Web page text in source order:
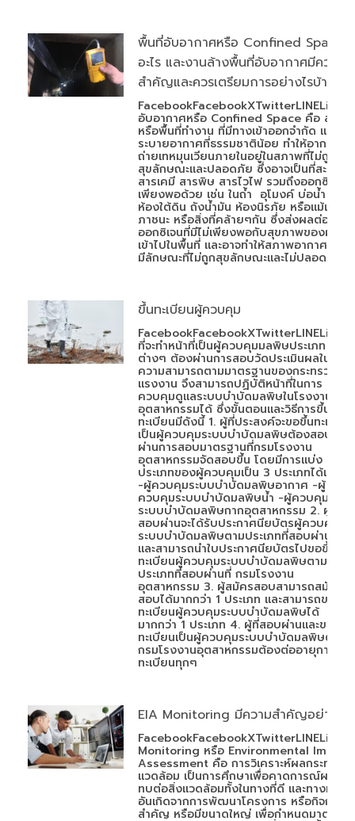
พื้นที่อับอากาศหรือ Confined Space
อะไร และงานล้างพื้นที่อับอากาศมีความ
สำคัญและควรเตรียมการอย่างไรบ้าง
FacebookFacebookXTwitterLINELine
อับอากาศหรือ Confined Space คือ สถาน
หรือพื้นที่ทำงาน ที่มีทางเข้าออกจำกัด และมีก
ระบายอากาศที่ธรรมชาติน้อย ทำให้อากาศ
ถ่ายเทหมุนเวียนภายในอยู่ในสภาพที่ไม่ถูก
สุขลักษณะและปลอดภัย ซึ่งอาจเป็นที่สะสมข
สารเคมี สารพิษ สารไวไฟ รวมถึงออกซิเจนที่
เพียงพอด้วย เช่น ในถ้ำ อุโมงค์ บ่อน้ำ หลุม
ห้องใต้ดิน ถังน้ำมัน ห้องนิรภัย หรือแม้แต่
ภาชนะ หรือสิ่งที่คล้ายๆกัน ซึ่งส่งผลต่อ
ออกซิเจนที่มีไม่เพียงพอกับสุขภาพของผู้ที่
เข้าไปในพื้นที่ และอาจทำให้สภาพอากาศภาย
มีลักษณะที่ไม่ถูกสุขลักษณะและไม่ปลอดภัย
ขึ้นทะเบียนผู้ควบคุม
FacebookFacebookXTwitterLINELineผู้
ที่จะทำหน้าที่เป็นผู้ควบคุมมลพิษประเภท
ต่างๆ ต้องผ่านการสอบวัดประเมินผลใน
ความสามารถตามมาตรฐานของกระทรวง
แรงงาน จึงสามารถปฏิบัติหน้าที่ในการ
ควบคุมดูแลระบบบำบัดมลพิษในโรงงาน
อุตสาหกรรมได้ ซึ่งขั้นตอนและวิธีการขึ้น
ทะเบียนมีดังนี้ 1. ผู้ที่ประสงค์จะขอขึ้นทะเบียน
เป็นผู้ควบคุมระบบบำบัดมลพิษต้องสอบ
ผ่านการสอบมาตรฐานที่กรมโรงงาน
อุตสาหกรรมจัดสอบขึ้น โดยมีการแบ่ง
ประเภทของผู้ควบคุมเป็น 3 ประเภทได้แก่
-ผู้ควบคุมระบบบำบัดมลพิษอากาศ -ผู้
ควบคุมระบบบำบัดมลพิษน้ำ -ผู้ควบคุม
ระบบบำบัดมลพิษกากอุตสาหกรรม 2. ผู้ที่
สอบผ่านจะได้รับประกาศนียบัตรผู้ควบคุม
ระบบบำบัดมลพิษตามประเภทที่สอบผ่าน
และสามารถนำใบประกาศนียบัตรไปขอขึ้น
ทะเบียนผู้ควบคุมระบบบำบัดมลพิษตาม
ประเภทที่สอบผ่านที่ กรมโรงงาน
อุตสาหกรรม 3. ผู้สมัครสอบสามารถสมัคร
สอบได้มากกว่า 1 ประเภท และสามารถขอขึ้น
ทะเบียนผู้ควบคุมระบบบำบัดมลพิษได้
มากกว่า 1 ประเภท 4. ผู้ที่สอบผ่านและขอขึ้น
ทะเบียนเป็นผู้ควบคุมระบบบำบัดมลพิษต่อ
กรมโรงงานอุตสาหกรรมต้องต่ออายุการขึ้น
ทะเบียนทุกๆ
EIA Monitoring มีความสำคัญอย่างไร
Monitoring หรือ Environmental Impact
Assessment คือ การวิเคราะห์ผลกระทบสิ่ง
แวดล้อม เป็นการศึกษาเพื่อคาดการณ์ผลกระ
ทบต่อสิ่งแวดล้อมทั้งในทางที่ดี และทางที่ไม่ดี
อันเกิดจากการพัฒนาโครงการ หรือกิจการที่
สำคัญ หรือมีขนาดใหญ่ เพื่อกำหนดมาตรการ